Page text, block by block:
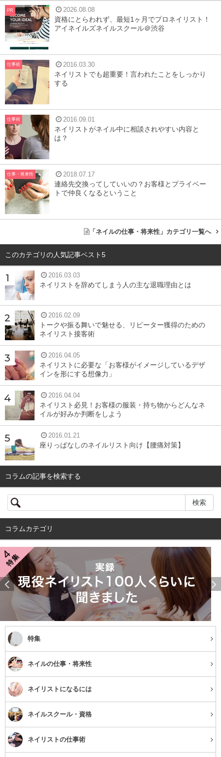
PR 2026.08.08
資格にとらわれず、最短1ヶ月でプロネイリスト！
アイネイルズネイルスクール＠渋谷
仕事術 2016.03.30
ネイリストでも超重要！言われたことをしっかり
する
仕事術 2016.09.01
ネイリストがネイル中に相談されやすい内容と
は？
仕事・将来性 2018.07.17
連絡先交換ってしていいの？お客様とプライベー
トで仲良くなるということ
「ネイルの仕事・将来性」カテゴリ一覧へ
このカテゴリの人気記事ベスト5
2016.03.03
ネイリストを辞めてしまう人の主な退職理由とは
2016.02.09
トークや振る舞いで魅せる、リピーター獲得のための
ネイリスト接客術
2016.04.05
ネイリストに必要な「お客様がイメージしているデザ
インを形にする想像力」
2016.04.04
ネイリスト必見！お客様の服装・持ち物からどんなネ
イルが好みか判断をしよう
2016.01.21
座りっぱなしのネイルリスト向け【腰痛対策】
コラムの記事を検索する
コラムカテゴリ
特集
ネイルの仕事・将来性
ネイリストになるには
ネイルスクール・資格
ネイリストの仕事術